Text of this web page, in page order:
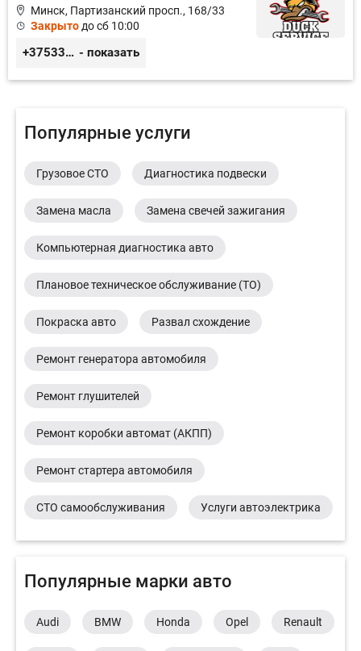
Минск, Партизанский просп., 168/33
Закрыто до сб 10:00
+375333416710 - показать
Популярные услуги
Грузовое СТО Диагностика подвески
Замена масла Замена свечей зажигания
Компьютерная диагностика авто
Плановое техническое обслуживание (ТО)
Покраска авто Развал схождение
Ремонт генератора автомобиля
Ремонт глушителей
Ремонт коробки автомат (АКПП)
Ремонт стартера автомобиля
СТО самообслуживания Услуги автоэлектрика
Популярные марки авто
Audi BMW Honda Opel Renault